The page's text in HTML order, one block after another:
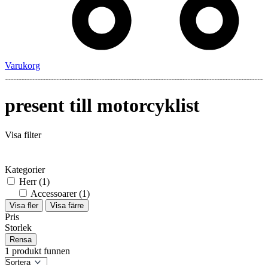
Varukorg
present till motorcyklist
Visa filter
Kategorier
Herr (1)
Accessoarer (1)
Visa fler Visa färre
Pris
Storlek
Rensa
1 produkt funnen